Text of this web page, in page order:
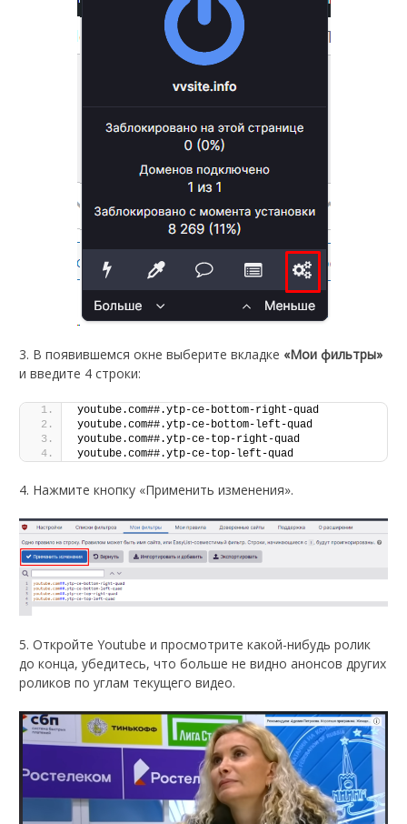
3. В появившемся окне выберите вкладке «Мои фильтры»
и введите 4 строки:
youtube.com##.ytp-ce-bottom-right-quad
youtube.com##.ytp-ce-bottom-left-quad
youtube.com##.ytp-ce-top-right-quad
youtube.com##.ytp-ce-top-left-quad
4. Нажмите кнопку «Применить изменения».
5. Откройте Youtube и просмотрите какой-нибудь ролик
до конца, убедитесь, что больше не видно анонсов других
роликов по углам текущего видео.